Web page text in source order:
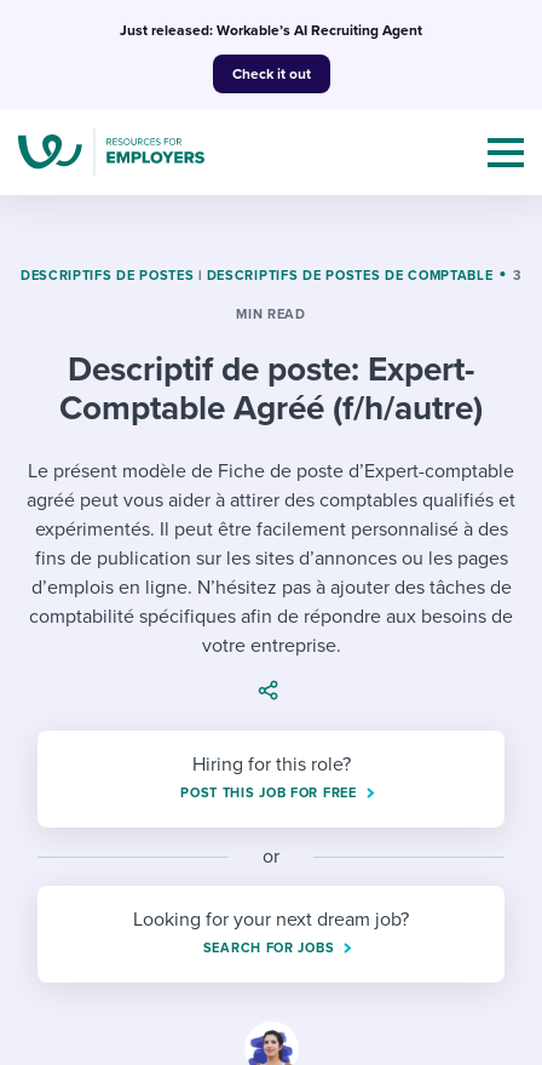
Just released: Workable’s AI Recruiting Agent
Check it out
Mobilizing AI in my work
Evaluating candidates
Working together with others
Maintaining hiring pipelines
Ensuring compliance
Finding and attracting people
Digitizing work processes
Candidate/employee experiences
Templates & Guides
I WANT...
Job description templates
Interview question templates
Policy templates
Step-by-step tutorials
Workable Academy
I WANT TO LEARN ABOUT...
Applying for a job
Interview process
Pay & benefits
Career development
Overall career resources
Attend webinars & events
Workable customer stories
Explore Workable
Start a free trial
DESCRIPTIFS DE POSTES | DESCRIPTIFS DE POSTES DE COMPTABLE 3
MIN READ
Descriptif de poste: Expert-
Comptable Agréé (f/h/autre)
Le présent modèle de Fiche de poste d’Expert-comptable
agréé peut vous aider à attirer des comptables qualifiés et
expérimentés. Il peut être facilement personnalisé à des
fins de publication sur les sites d’annonces ou les pages
d’emplois en ligne. N’hésitez pas à ajouter des tâches de
comptabilité spécifiques afin de répondre aux besoins de
votre entreprise.
Hiring for this role?
POST THIS JOB FOR FREE
or
Looking for your next dream job?
SEARCH FOR JOBS